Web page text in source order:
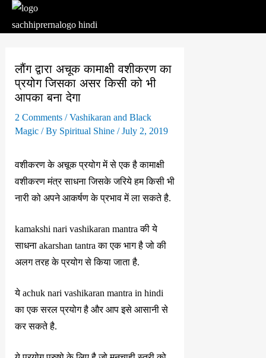
Skip
लौंग द्वारा अचूक कामाक्षी वशीकरण का
प्रयोग जिसका असर किसी को भी
आपका बना देगा
2 Comments /Vashikaran and Black
Magic/ By Spiritual Shine /July 2, 2019
वशीकरण के अचूक प्रयोग में से एक है कामाक्षी
वशीकरण मंत्र साधना जिसके जरिये हम किसी भी
नारी को अपने आकर्षण के प्रभाव में ला सकते है.
kamakshi nari vashikaran mantra की ये
साधना akarshan tantra का एक भाग है जो की
अलग तरह के प्रयोग से किया जाता है.
ये achuk nari vashikaran mantra in hindi
का एक सरल प्रयोग है और आप इसे आसानी से
कर सकते है.